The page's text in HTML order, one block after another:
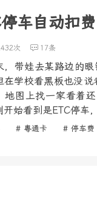
车自动扣费
次 17条
，带娃去某路边的
在学校看黑板也没
地图上找一家看着
开始看到是ETC停车
# 粤通卡 # 停车费